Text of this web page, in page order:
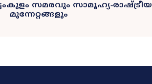
സമരവും സാമൂഹ്യ‐രാഷ്ട്രീയ
മുന്നേറ്റങ്ങളും